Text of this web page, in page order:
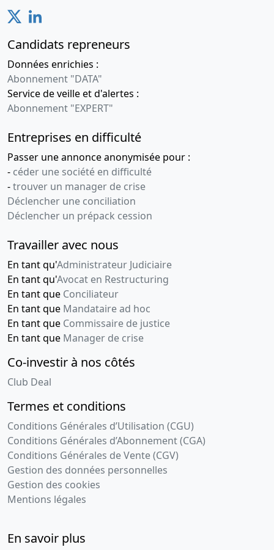
Candidats repreneurs
Données enrichies :
Abonnement "DATA"
Service de veille et d'alertes :
Abonnement "EXPERT"
Entreprises en difficulté
Passer une annonce anonymisée pour :
- céder une société en difficulté
-trouver un manager de crise
Déclencher une conciliation
Déclencher un prépack cession
Travailler avec nous
En tant qu'Administrateur Judiciaire
En tant qu'Avocat en Restructuring
En tant que Conciliateur
En tant que Mandataire ad hoc
En tant que Commissaire de justice
En tant que Manager de crise
Co-investir à nos côtés
Club Deal
Termes et conditions
Conditions Générales d’Utilisation (CGU)
Conditions Générales d’Abonnement (CGA)
Conditions Générales de Vente (CGV)
Gestion des données personnelles
Gestion des cookies
Mentions légales
En savoir plus